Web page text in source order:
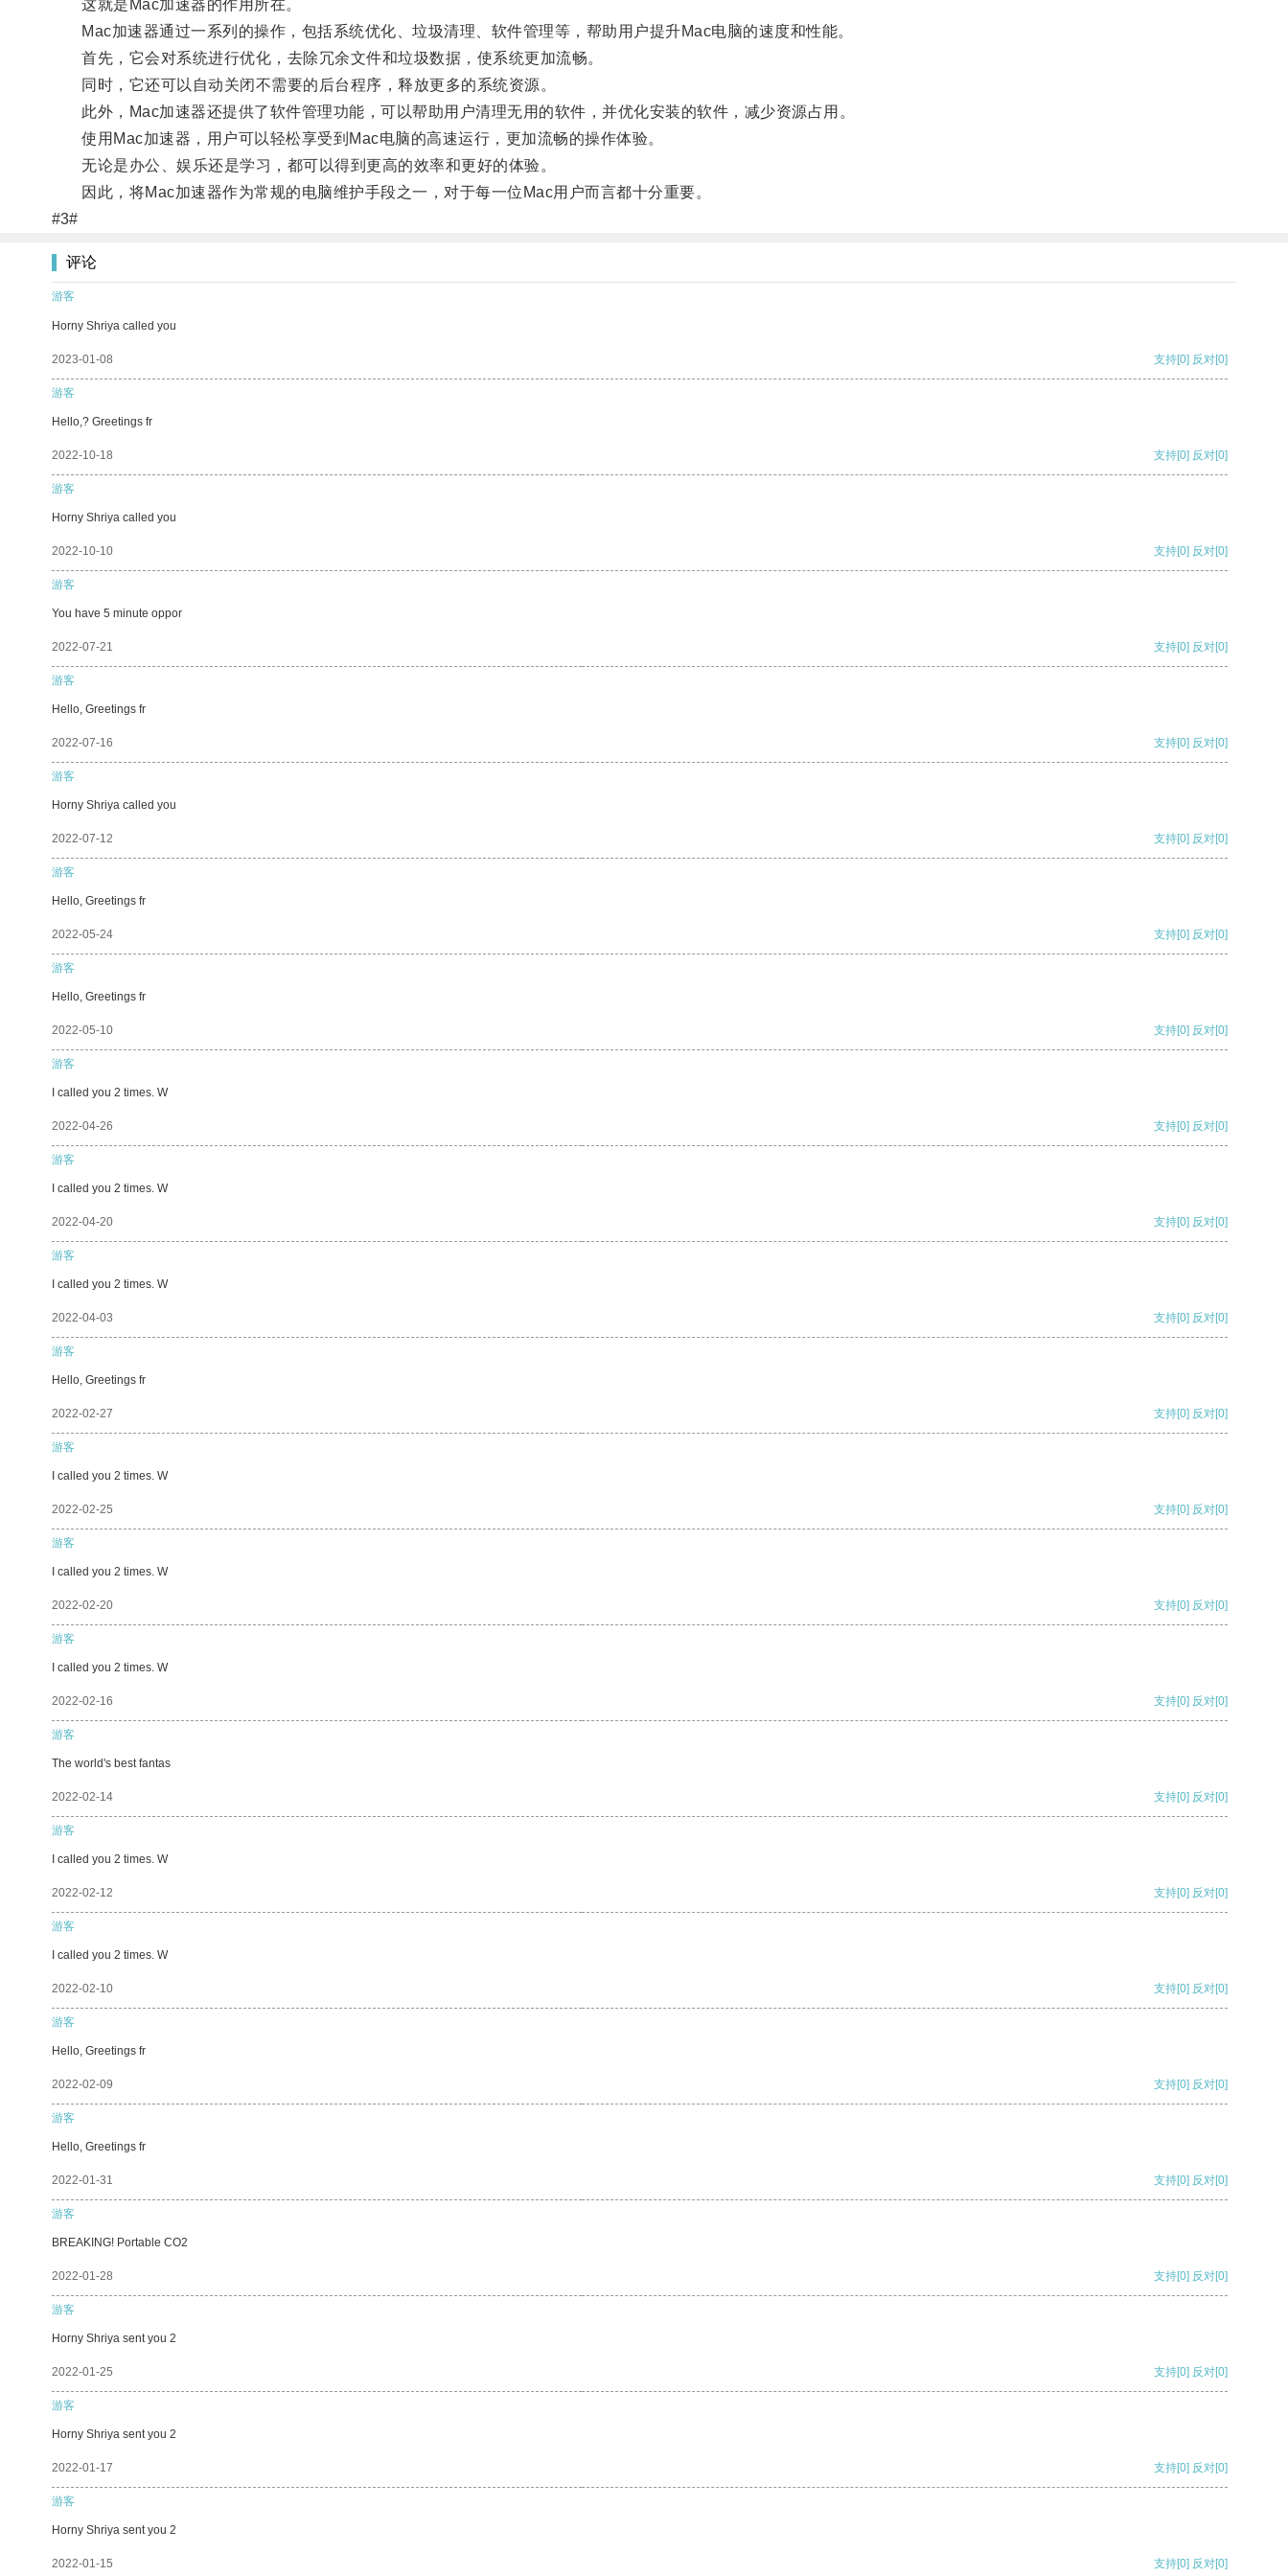
这就是Mac加速器的作用所在。
Mac加速器通过一系列的操作，包括系统优化、垃圾清理、软件管理等，帮助用户提升Mac电脑的速度和性能。
首先，它会对系统进行优化，去除冗余文件和垃圾数据，使系统更加流畅。
同时，它还可以自动关闭不需要的后台程序，释放更多的系统资源。
此外，Mac加速器还提供了软件管理功能，可以帮助用户清理无用的软件，并优化安装的软件，减少资源占用。
使用Mac加速器，用户可以轻松享受到Mac电脑的高速运行，更加流畅的操作体验。
无论是办公、娱乐还是学习，都可以得到更高的效率和更好的体验。
因此，将Mac加速器作为常规的电脑维护手段之一，对于每一位Mac用户而言都十分重要。
#3#
评论
游客
Horny Shriya called you
2023-01-08 支持[0] 反对[0]
游客
Hello,? Greetings fr
2022-10-18 支持[0] 反对[0]
游客
Horny Shriya called you
2022-10-10 支持[0] 反对[0]
游客
You have 5 minute oppor
2022-07-21 支持[0] 反对[0]
游客
Hello, Greetings fr
2022-07-16 支持[0] 反对[0]
游客
Horny Shriya called you
2022-07-12 支持[0] 反对[0]
游客
Hello, Greetings fr
2022-05-24 支持[0] 反对[0]
游客
Hello, Greetings fr
2022-05-10 支持[0] 反对[0]
游客
I called you 2 times. W
2022-04-26 支持[0] 反对[0]
游客
I called you 2 times. W
2022-04-20 支持[0] 反对[0]
游客
I called you 2 times. W
2022-04-03 支持[0] 反对[0]
游客
Hello, Greetings fr
2022-02-27 支持[0] 反对[0]
游客
I called you 2 times. W
2022-02-25 支持[0] 反对[0]
游客
I called you 2 times. W
2022-02-20 支持[0] 反对[0]
游客
I called you 2 times. W
2022-02-16 支持[0] 反对[0]
游客
The world's best fantas
2022-02-14 支持[0] 反对[0]
游客
I called you 2 times. W
2022-02-12 支持[0] 反对[0]
游客
I called you 2 times. W
2022-02-10 支持[0] 反对[0]
游客
Hello, Greetings fr
2022-02-09 支持[0] 反对[0]
游客
Hello, Greetings fr
2022-01-31 支持[0] 反对[0]
游客
BREAKING! Portable CO2
2022-01-28 支持[0] 反对[0]
游客
Horny Shriya sent you 2
2022-01-25 支持[0] 反对[0]
游客
Horny Shriya sent you 2
2022-01-17 支持[0] 反对[0]
游客
Horny Shriya sent you 2
2022-01-15 支持[0] 反对[0]